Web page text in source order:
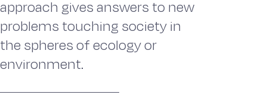
approach gives answers to new
problems touching society in
the spheres of ecology or
environment.